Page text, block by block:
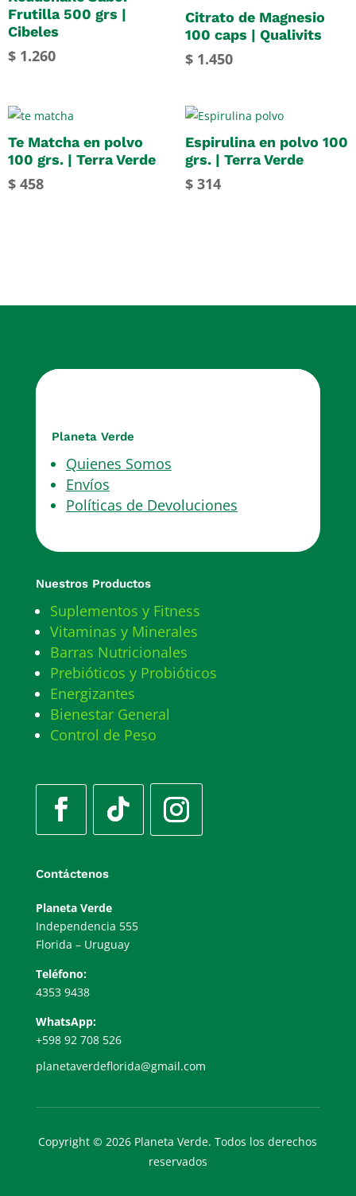
Frutilla 500 grs |
Cibeles
$ 1.260
Citrato de Magnesio
100 caps | Qualivits
$1.450
Te Matcha en polvo
100 grs. | Terra Verde
$ 458
Espirulina en polvo 100
grs. | Terra Verde
$314
Planeta Verde
Quienes Somos
Envíos
Políticas de Devoluciones
Nuestros Productos
Suplementos y Fitness
Vitaminas y Minerales
Barras Nutricionales
Prebióticos y Probióticos
Energizantes
Bienestar General
Control de Peso
Contáctenos
Planeta Verde
Independencia 555
Florida – Uruguay
Teléfono:
4353 9438
WhatsApp:
+598 92 708 526
planetaverdeflorida@gmail.com
Copyright © 2026 Planeta Verde. Todos los derechos
reservados